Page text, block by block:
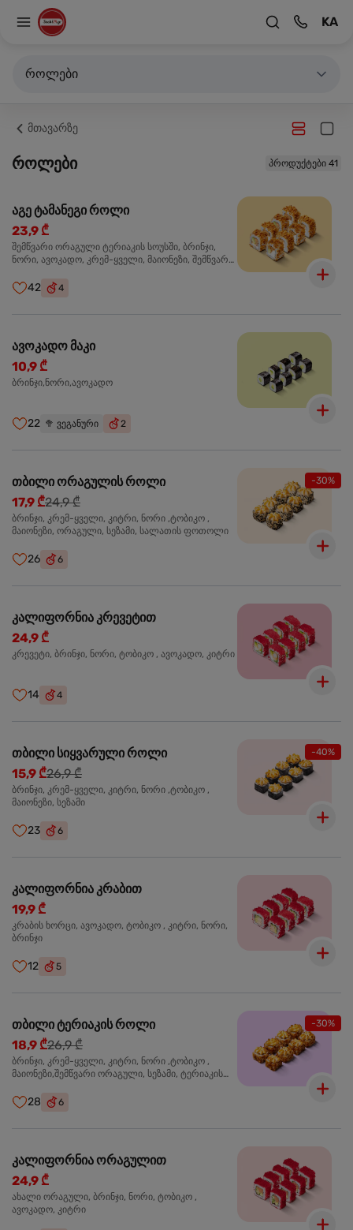
KA
როლები
მთავარზე
როლები პროდუქტები 41
აგე ტამანეგი როლი
23,9 ₾
შემწვარი ორაგული ტერიაკის სოუსში, ბრინჯი,
ნორი, ავოკადო, კრემ-ყველი, მაიონეზი, შემწვარი
42 4
ავოკადო მაკი
10,9 ₾
ბრინჯი,ნორი,ავოკადო
22 🥦 ვეგანური 2
-30%
თბილი ორაგულის როლი
17,9 ₾24,9 ₾
ბრინჯი, კრემ-ყველი, კიტრი, ნორი ,ტობიკო ,
მაიონეზი, ორაგული, სეზამი, სალათის ფოთოლი
26 6
კალიფორნია კრევეტით
24,9 ₾
კრევეტი, ბრინჯი, ნორი, ტობიკო , ავოკადო, კიტრი
14 4
-40%
თბილი სიყვარული როლი
15,9 ₾26,9 ₾
ბრინჯი, კრემ-ყველი, კიტრი, ნორი ,ტობიკო ,
მაიონეზი, სეზამი
23 6
კალიფორნია კრაბით
19,9 ₾
კრაბის ხორცი, ავოკადო, ტობიკო , კიტრი, ნორი,
ბრინჯი
12 5
-30%
თბილი ტერიაკის როლი
18,9 ₾26,9 ₾
ბრინჯი, კრემ-ყველი, კიტრი, ნორი ,ტობიკო ,
მაიონეზი,შემწვარი ორაგული, სეზამი, ტერიაკის
28 6
კალიფორნია ორაგულით
24,9 ₾
ახალი ორაგული, ბრინჯი, ნორი, ტობიკო ,
ავოკადო, კიტრი